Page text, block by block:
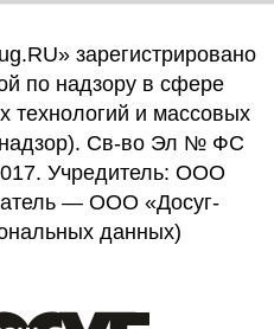
зарегистрировано
по надзору в сфере
технологий и массовых
Св-во Эл № ФС
Учредитель: ООО
— ООО «Досуг-
данных)